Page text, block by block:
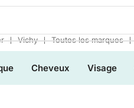
❘ Vichy ❘ Toutes les marques ❘
Cheveux Visage